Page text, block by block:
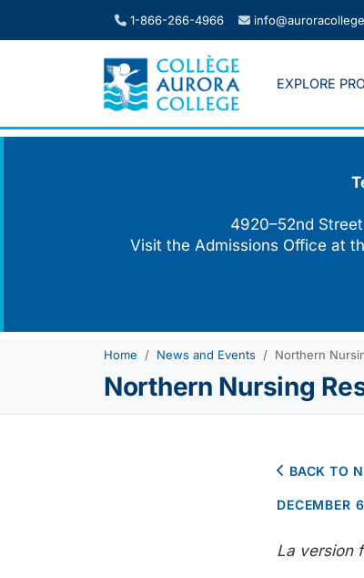
1-866-266-4966
EXPLORE
4920–52nd
Visit the Admissions Office at
Home News and Events Northern
Northern Nursing
BACK TO
DECEMBER
La version